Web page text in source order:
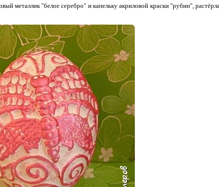
металлик "белое серебро" и капельку акриловой краски "рубин",